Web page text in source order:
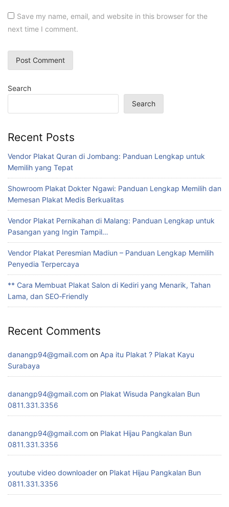
Save my name, email, and website in this browser for the
next time I comment.
Search
Search
Recent Posts
Vendor Plakat Quran di Jombang: Panduan Lengkap untuk
Memilih yang Tepat
Showroom Plakat Dokter Ngawi: Panduan Lengkap Memilih dan
Memesan Plakat Medis Berkualitas
Vendor Plakat Pernikahan di Malang: Panduan Lengkap untuk
Pasangan yang Ingin Tampil…
Vendor Plakat Peresmian Madiun – Panduan Lengkap Memilih
Penyedia Terpercaya
** Cara Membuat Plakat Salon di Kediri yang Menarik, Tahan
Lama, dan SEO‑Friendly
Recent Comments
danangp94@gmail.com on Apa itu Plakat ? Plakat Kayu
Surabaya
danangp94@gmail.com on Plakat Wisuda Pangkalan Bun
0811.331.3356
danangp94@gmail.com on Plakat Hijau Pangkalan Bun
0811.331.3356
youtube video downloader on Plakat Hijau Pangkalan Bun
0811.331.3356